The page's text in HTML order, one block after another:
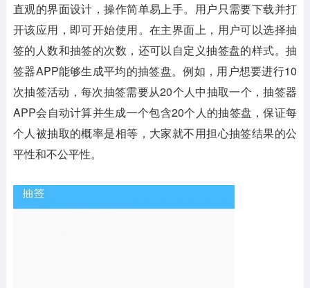
直观的界面设计，操作简单易上手。用户只需要下载并打
开该应用，即可开始使用。在主界面上，用户可以选择抽
签的人数和抽签的次数，还可以自定义抽签盘的样式。抽
签器APP能够生成平均的抽签盘。例如，用户想要进行10
次抽签活动，每次抽签需要从20个人中抽取一个，抽签器
APP会自动计算并生成一个包含20个人的抽签盘，保证每
个人被抽取的概率是相等，大家就不用担心抽签结果的公
平性和不公平性。